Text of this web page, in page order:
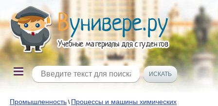
Промышленность \ Процессы и машины химических